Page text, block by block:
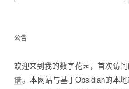
公告
欢迎来到我的数字花园，首次访
谱。本网站与基于Obsidian的本